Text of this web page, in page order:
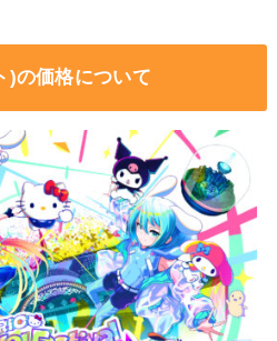
)の価格について